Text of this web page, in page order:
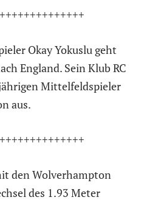
Okay Yokuslu geht
England. Sein Klub RC
Mittelfeldspieler
aus.
den Wolverhampton
des 1.93 Meter